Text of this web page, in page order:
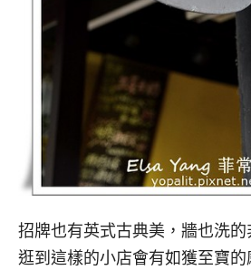
招牌也有英式古典美，牆也洗
逛到這樣的小店會有如獲至寶的